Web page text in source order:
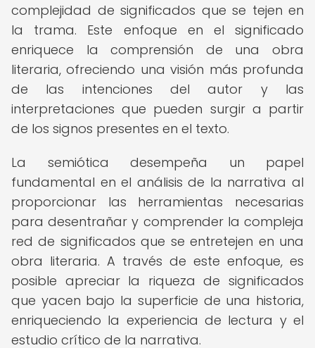
complejidad de significados que se tejen en
la trama. Este enfoque en el significado
enriquece la comprensión de una obra
literaria, ofreciendo una visión más profunda
de las intenciones del autor y las
interpretaciones que pueden surgir a partir
de los signos presentes en el texto.
La semiótica desempeña un papel
fundamental en el análisis de la narrativa al
proporcionar las herramientas necesarias
para desentrañar y comprender la compleja
red de significados que se entretejen en una
obra literaria. A través de este enfoque, es
posible apreciar la riqueza de significados
que yacen bajo la superficie de una historia,
enriqueciendo la experiencia de lectura y el
estudio crítico de la narrativa.